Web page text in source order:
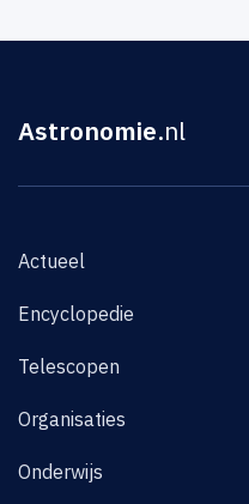
Astronomie.nl
Actueel
Encyclopedie
Telescopen
Organisaties
Onderwijs